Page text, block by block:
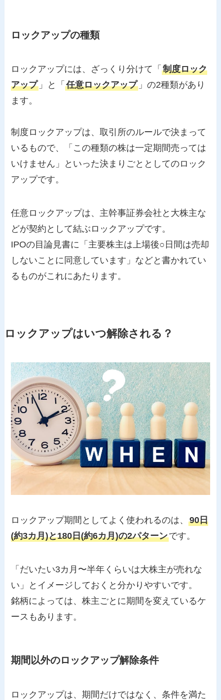
ロックアップの種類
ロックアップには、ざっくり分けて「制度ロック
アップ 」と「任意ロックアップ 」の2種類があり
ます。
制度ロックアップは、取引所のルールで決まって
いるもので、「この種類の株は一定期間売っては
いけません」といった決まりごととしてのロック
アップです。
任意ロックアップは、主幹事証券会社と大株主な
どが契約として結ぶロックアップです。
IPOの目論見書に「主要株主は上場後○日間は売却
しないことに同意しています」などと書かれてい
るものがこれにあたります。
ロックアップはいつ解除される？
ロックアップ期間としてよく使われるのは、90日
(約3カ月)と180日(約6カ月)の2パターンです。
「だいたい3カ月〜半年くらいは大株主が売れな
い」とイメージしておくと分かりやすいです。
銘柄によっては、株主ごとに期間を変えているケ
ースもあります。
期間以外のロックアップ解除条件
ロックアップは、期間だけではなく、条件を満た